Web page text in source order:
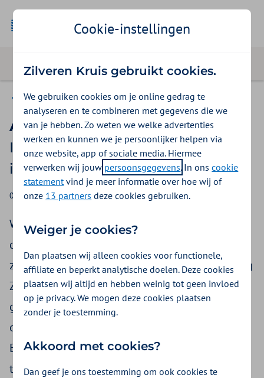
Zilveren Kruis voor pers en media
Aan de slag met hybride zorg
Inzichten ruim 30 ziekenhuizen
input voor versnelling
06-10-2023 Christine Rompa
Wat is hybride zorg? Gebeurt dan alles wat kan
digitaal? Of is het voldoende als 1
ziekenhuisafspraak telefonisch is? Daarover ging
Zilveren Kruis met ruim 30 ziekenhuizen in
gesprek. Want steeds meer zorgpaden of
onderdelen daarvan worden hybride of digitaal.
Bijvoorbeeld een patiënt die thuis chemo krijgt
toegediend of een COPD patiënt die ook met
Cookie-instellingen
Zilveren Kruis gebruikt cookies.
We gebruiken cookies om je online gedrag te
analyseren en te combineren met gegevens die we
van je hebben. Zo weten we welke advertenties
werken en kunnen we je persoonlijker helpen via
onze website, app of sociale media. Hiermee
verwerken wij jouw persoonsgegevens. In onscookie
statementvind je meer informatie over hoe wij of
onze 13 partners deze cookies gebruiken.
Weiger je cookies?
Dan plaatsen wij alleen cookies voor functionele,
affiliate en beperkt analytische doelen. Deze cookies
plaatsen wij altijd en hebben weinig tot geen invloed
op je privacy. We mogen deze cookies plaatsen
zonder je toestemming.
Akkoord met cookies?
Dan geef je ons toestemming om ook cookies te